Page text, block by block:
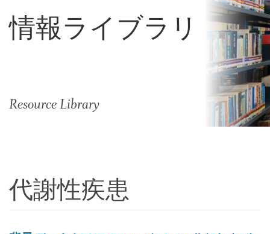
情報ライブラリ
Resource Library
代謝性疾患